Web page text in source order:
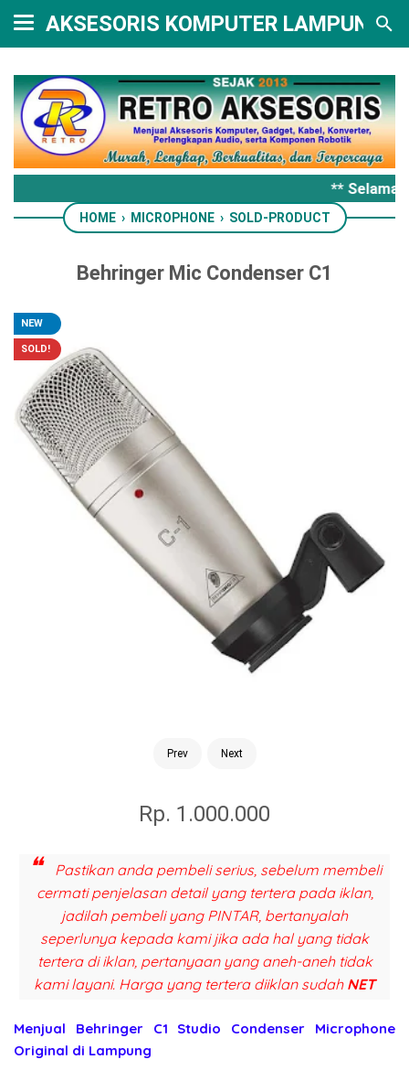
AKSESORIS KOMPUTER LAMPUNG
** Selamat
HOME › MICROPHONE › SOLD-PRODUCT
Behringer Mic Condenser C1
NEW
SOLD!
Prev Next
Rp. 1.000.000
Pastikan anda pembeli serius, sebelum membeli
cermati penjelasan detail yang tertera pada iklan,
jadilah pembeli yang PINTAR, bertanyalah
seperlunya kepada kami jika ada hal yang tidak
tertera di iklan, pertanyaan yang aneh-aneh tidak
kami layani. Harga yang tertera diiklan sudah NET
Menjual Behringer C1 Studio Condenser Microphone
Original di Lampung